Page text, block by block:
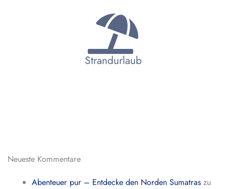
Strandurlaub
Neueste Kommentare
Abenteuer pur – Entdecke den Norden Sumatras zu